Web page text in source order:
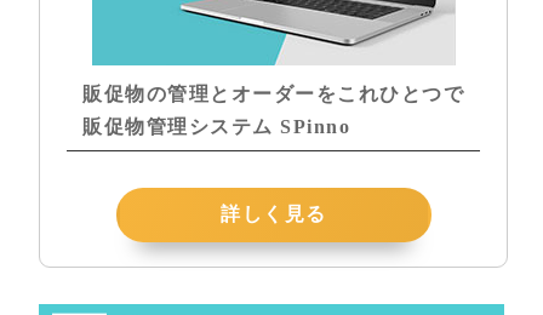
販促物の管理とオーダーをこれひとつで
販促物管理システム SPinno
詳しく見る